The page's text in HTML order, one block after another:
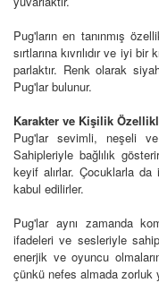
Pug'ların en tanınmış
sırtlarına kıvrılıdır ve iyi bir
parlaktır. Renk olarak
Pug'lar bulunur.
Karakter ve Kişilik
Pug'lar sevimli, neşeli
Sahipleriyle bağlılık
keyif alırlar. Çocuklarla
kabul edilirler.
Pug'lar aynı zamanda
ifadeleri ve sesleriyle
enerjik ve oyuncu
çünkü nefes almada zorluk